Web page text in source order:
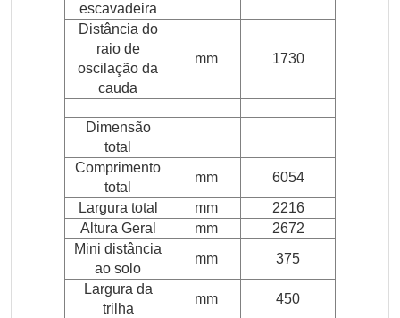
escavadeira
Distância do
raio de
oscilação da
cauda
mm 1730
Dimensão
total
Comprimento
total
mm
6054
Largura total
mm
2216
Altura Geral
mm
2672
Mini distância
ao solo
mm
375
Largura da
trilha
mm
450